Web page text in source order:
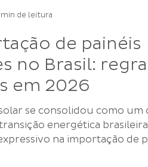
e empresas exportadoras
de painéis
no Brasil:
em 2026
um dos
energética
na importação de
de leitura